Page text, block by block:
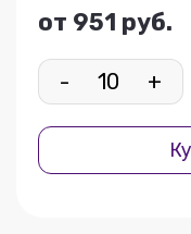
от 951 руб.
- +